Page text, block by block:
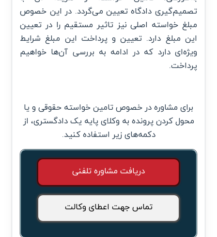
تصمیم‌گیری دادگاه تعیین می‌گردد. در این خصوص
مبلغ خواسته اصلی نیز تاثیر مستقیم را در تعیین
این مبلغ دارد. تعیین و پرداخت این مبلغ شرایط
ویژه‌ای دارد که در ادامه به بررسی آن‌ها خواهیم
پرداخت.
برای مشاوره در خصوص تامین خواسته حقوقی و یا
محول کردن پرونده به وکلای پایه یک دادگستری، از
دکمه‌های زیر استفاده کنید.
دریافت مشاوره تلفنی
تماس جهت اعطای وکالت